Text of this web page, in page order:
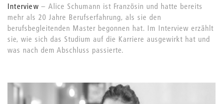
Interview
Alice Schumann ist Französin und hatte bereits
mehr als 20 Jahre Berufserfahrung, als sie den
berufsbegleitenden Master begonnen hat. Im Interview erzählt
sie, wie sich das Studium auf die Karriere ausgewirkt hat und
was nach dem Abschluss passierte.